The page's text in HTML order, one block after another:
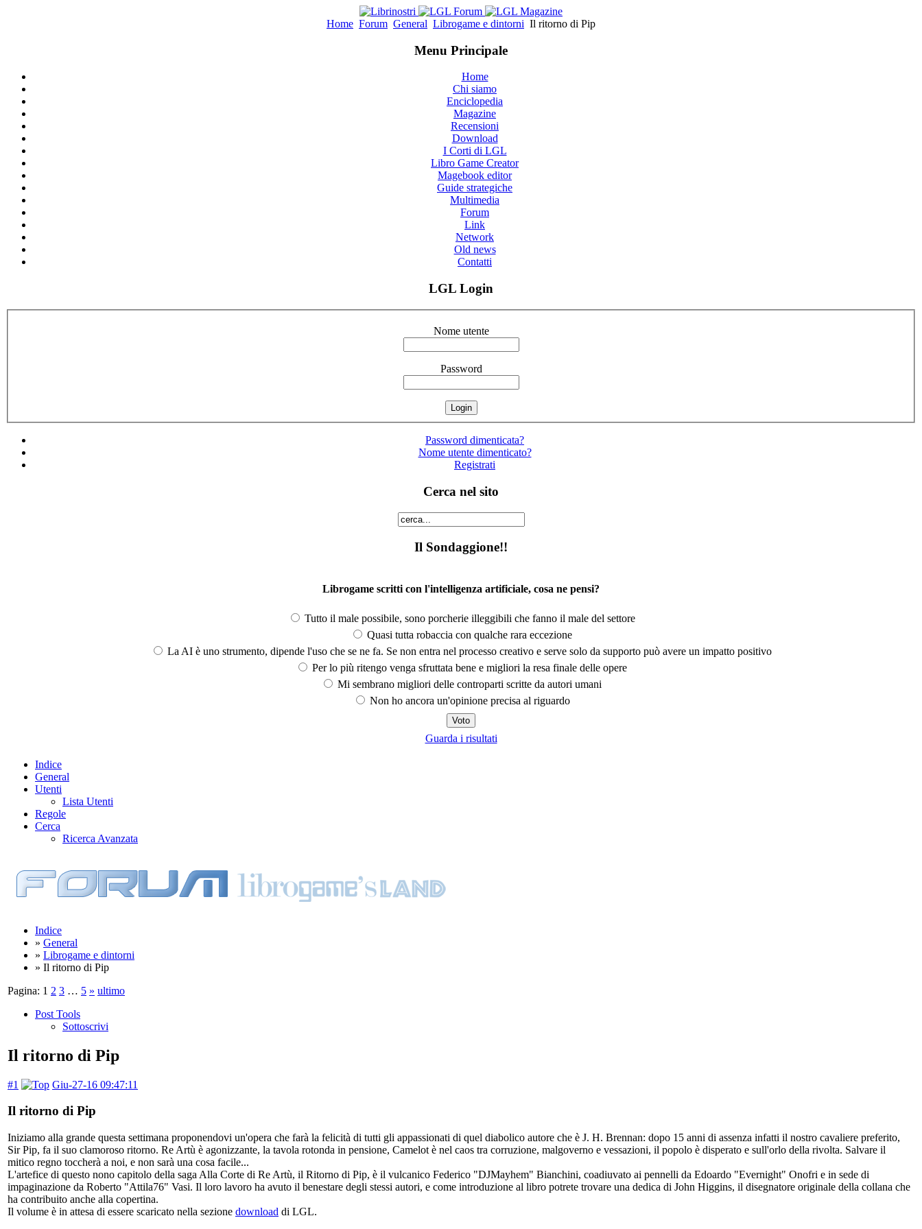
Home Forum General Librogame e dintorni Il ritorno di Pip
Menu Principale
Home
Chi siamo
Enciclopedia
Magazine
Recensioni
Download
I Corti di LGL
Libro Game Creator
Magebook editor
Guide strategiche
Multimedia
Forum
Link
Network
Old news
Contatti
LGL Login
Nome utente
Password
Password dimenticata?
Nome utente dimenticato?
Registrati
Cerca nel sito
Il Sondaggione!!
Librogame scritti con l'intelligenza artificiale, cosa ne pensi?
Tutto il male possibile, sono porcherie illeggibili che fanno il male del settore
Quasi tutta robaccia con qualche rara eccezione
La AI è uno strumento, dipende l'uso che se ne fa. Se non entra nel processo creativo e serve solo da supporto può avere un impatto positivo
Per lo più ritengo venga sfruttata bene e migliori la resa finale delle opere
Mi sembrano migliori delle controparti scritte da autori umani
Non ho ancora un'opinione precisa al riguardo
Guarda i risultati
Indice
General
Utenti
Lista Utenti
Regole
Cerca
Ricerca Avanzata
Indice
» General
» Librogame e dintorni
» Il ritorno di Pip
Pagina: 1 2 3 … 5 » ultimo
Post Tools
Sottoscrivi
Il ritorno di Pip
#1 Giu-27-16 09:47:11
Il ritorno di Pip
Iniziamo alla grande questa settimana proponendovi un'opera che farà la felicità di tutti gli appassionati di quel diabolico autore che è J. H. Brennan: dopo 15 anni di assenza infatti il nostro cavaliere preferito,
Sir Pip, fa il suo clamoroso ritorno. Re Artù è agonizzante, la tavola rotonda in pensione, Camelot è nel caos tra corruzione, malgoverno e vessazioni, il popolo è disperato e sull'orlo della rivolta. Salvare il
mitico regno toccherà a noi, e non sarà una cosa facile...
L'artefice di questo nono capitolo della saga Alla Corte di Re Artù, il Ritorno di Pip, è il vulcanico Federico "DJMayhem" Bianchini, coadiuvato ai pennelli da Edoardo "Evernight" Onofri e in sede di
impaginazione da Roberto "Attila76" Vasi. Il loro lavoro ha avuto il benestare degli stessi autori, e come introduzione al libro potrete trovare una dedica di John Higgins, il disegnatore originale della collana che
ha contribuito anche alla copertina.
Il volume è in attesa di essere scaricato nella sezione download di LGL.